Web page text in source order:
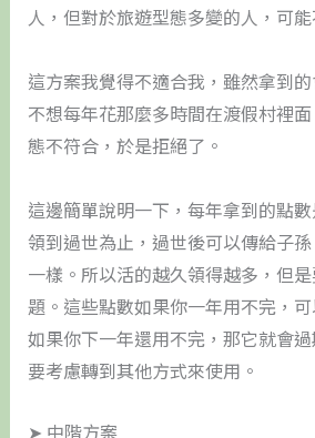
人，但對於旅遊型態多變的人，可能
這方案我覺得不適合我，雖然拿到
不想每年花那麼多時間在渡假村裡
態不符合，於是拒絕了。
這邊簡單說明一下，每年拿到的點
領到過世為止，過世後可以傳給子
一樣。所以活的越久領得越多，但
題。這些點數如果你一年用不完，可
如果你下一年還用不完，那它就會
要考慮轉到其他方式來使用。
➤ 中階方案